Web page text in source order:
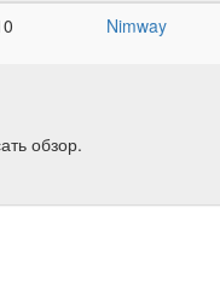
Nimway
обзор.